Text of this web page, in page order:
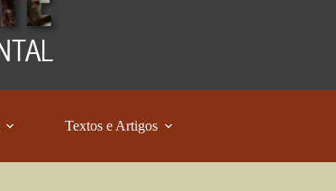
Textos e Artigos